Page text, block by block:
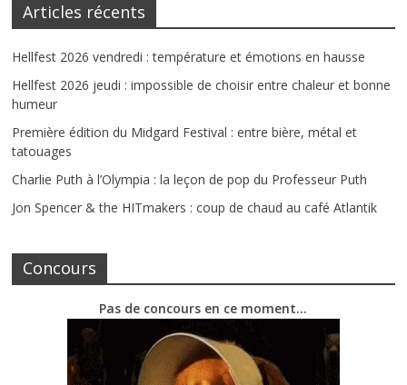
Articles récents
Hellfest 2026 vendredi : température et émotions en hausse
Hellfest 2026 jeudi : impossible de choisir entre chaleur et bonne
humeur
Première édition du Midgard Festival : entre bière, métal et
tatouages
Charlie Puth à l’Olympia : la leçon de pop du Professeur Puth
Jon Spencer & the HITmakers : coup de chaud au café Atlantik
Concours
Pas de concours en ce moment…